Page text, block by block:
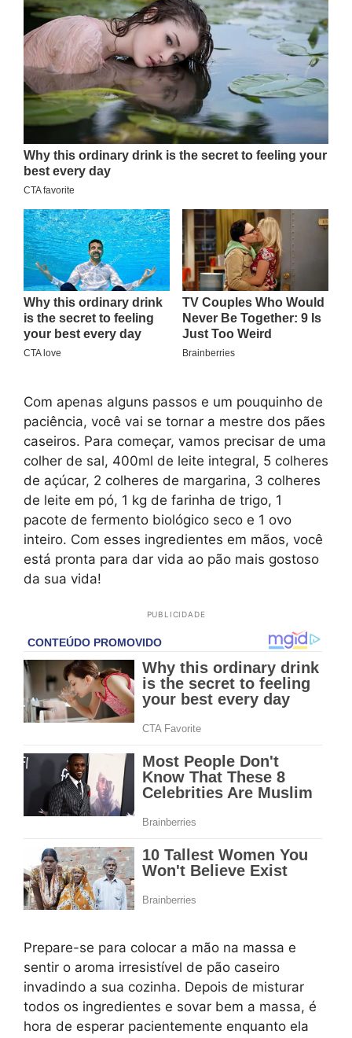
Com apenas alguns passos e um pouquinho de
paciência, você vai se tornar a mestre dos pães
caseiros. Para começar, vamos precisar de uma
colher de sal, 400ml de leite integral, 5 colheres
de açúcar, 2 colheres de margarina, 3 colheres
de leite em pó, 1 kg de farinha de trigo, 1
pacote de fermento biológico seco e 1 ovo
inteiro. Com esses ingredientes em mãos, você
está pronta para dar vida ao pão mais gostoso
da sua vida!
PUBLICIDADE
Prepare-se para colocar a mão na massa e
sentir o aroma irresistível de pão caseiro
invadindo a sua cozinha. Depois de misturar
todos os ingredientes e sovar bem a massa, é
hora de esperar pacientemente enquanto ela